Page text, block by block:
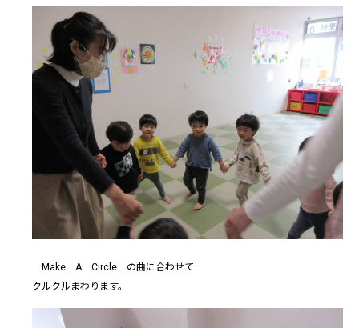
Make A Circle の曲に合わせて
クルクルまわります。